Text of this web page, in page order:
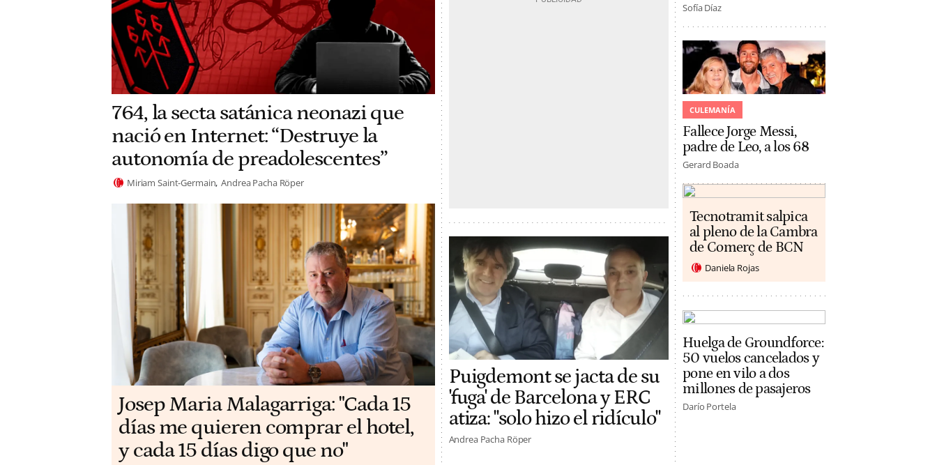
764, la secta satánica neonazi que
nació en Internet: “Destruye la
autonomía de preadolescentes”
Miriam Saint-Germain Andrea Pacha Röper
​​Josep Maria Malagarriga: "Cada 15
días me quieren comprar el hotel,
y cada 15 días digo que no"
Puigdemont se jacta de su
'fuga' de Barcelona y ERC
atiza: "solo hizo el ridículo"
Andrea Pacha Röper
Sofía Díaz
CULEMANÍA
Fallece Jorge Messi,
padre de Leo, a los 68
Gerard Boada
Tecnotramit salpica
al pleno de la Cambra
de Comerç de BCN
Daniela Rojas
Huelga de Groundforce:
50 vuelos cancelados y
pone en vilo a dos
millones de pasajeros
Darío Portela